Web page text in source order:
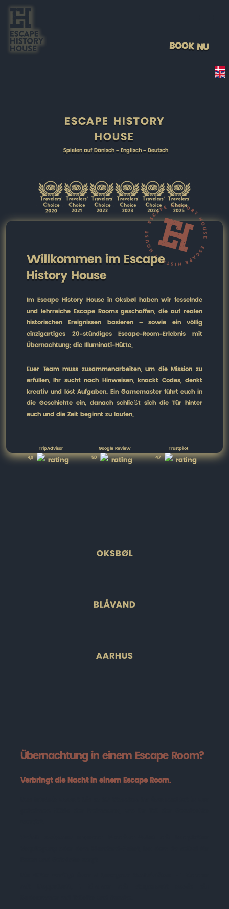
BOOK NU
ESCAPE HISTORY
HOUSE
Spielen auf Dänisch – Englisch – Deutsch
Willkommen im Escape
History House
Im Escape History House in Oksbøl haben wir fesselnde
und lehrreiche Escape Rooms geschaffen, die auf realen
historischen Ereignissen basieren – sowie ein völlig
einzigartiges 20-stündiges Escape-Room-Erlebnis mit
Übernachtung: die Illuminati-Hütte.
Euer Team muss zusammenarbeiten, um die Mission zu
erfüllen. Ihr sucht nach Hinweisen, knackt Codes, denkt
kreativ und löst Aufgaben. Ein Gamemaster führt euch in
die Geschichte ein, danach schließt sich die Tür hinter
euch und die Zeit beginnt zu laufen.
TripAdvisor
4,9
Google Review
5,0
Trustpilot
4,7
OKSBØL
BLÅVAND
AARHUS
Übernachtung in einem Escape Room?
Verbringt die Nacht in einem Escape Room.